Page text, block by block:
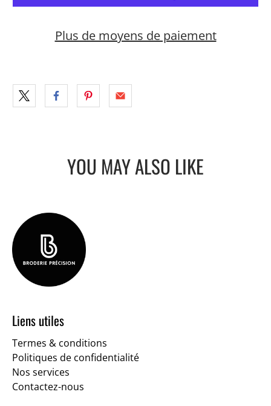
Plus de moyens de paiement
YOU MAY ALSO LIKE
Liens utiles
Termes & conditions
Politiques de confidentialité
Nos services
Contactez-nous